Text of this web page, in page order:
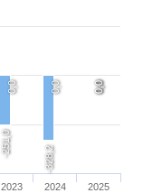
-251,0
-328,2
0,0
0,0 0,0 0,0
2023 2024 2025